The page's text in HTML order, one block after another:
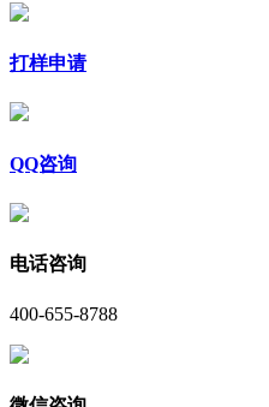
打样申请
QQ咨询
电话咨询
400-655-8788